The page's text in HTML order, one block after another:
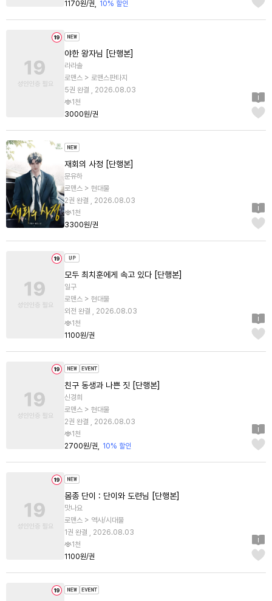
1170원/권 10% 할인
야한 왕자님 [단행본]
라라솔
로맨스 > 로맨스판타지
5권 완결 , 2026.08.03
1천
3000원/권
재회의 사정 [단행본]
문유하
로맨스 > 현대물
2권 완결 , 2026.08.03
1천
3300원/권
모두 최치훈에게 속고 있다 [단행본]
일구
로맨스 > 현대물
외전 완결 , 2026.08.03
1천
1100원/권
친구 동생과 나쁜 짓 [단행본]
신경희
로맨스 > 현대물
2권 완결 , 2026.08.03
1천
2700원/권
10% 할인
몸종 단이 : 단이와 도련님 [단행본]
맛나요
로맨스 > 역사/시대물
1권 완결 , 2026.08.03
1천
1100원/권